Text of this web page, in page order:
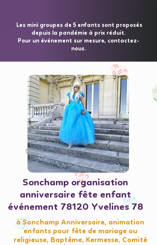
Les mini groupes de 5 enfants sont proposés
depuis la pandémie à prix réduit.
Pour un événement sur mesure, contactez-
nous.
Sonchamp organisation
anniversaire fête enfant
événement 78120 Yvelines 78
à Sonchamp Anniversaire, animation
enfants pour fête de mariage ou
religieuse, Baptême, Kermesse, Comité